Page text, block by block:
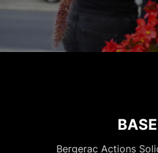
BASE
Bergerac Actions